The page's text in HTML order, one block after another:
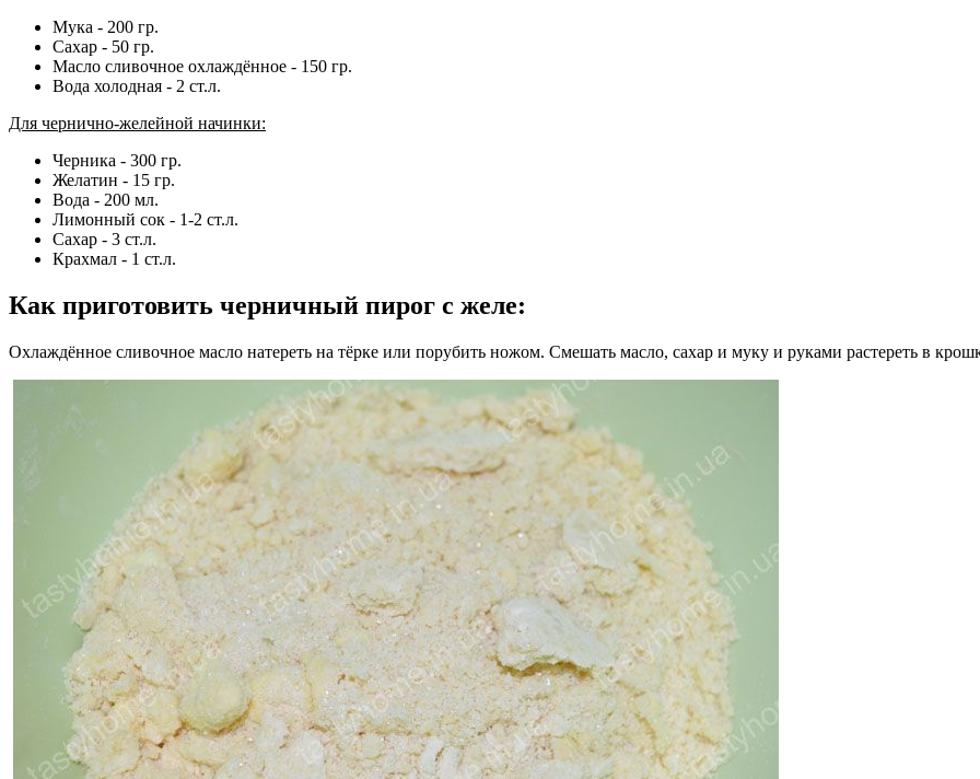
Мука - 200 гр.
Сахар - 50 гр.
Масло сливочное охлаждённое - 150 гр.
Вода холодная - 2 ст.л.
Для чернично-желейной начинки:
Черника - 300 гр.
Желатин - 15 гр.
Вода - 200 мл.
Лимонный сок - 1-2 ст.л.
Сахар - 3 ст.л.
Крахмал - 1 ст.л.
Как приготовить черничный пирог с желе:
Охлаждённое сливочное масло натереть на тёрке или порубить ножом. Смешать масло, сахар и муку и руками растереть в